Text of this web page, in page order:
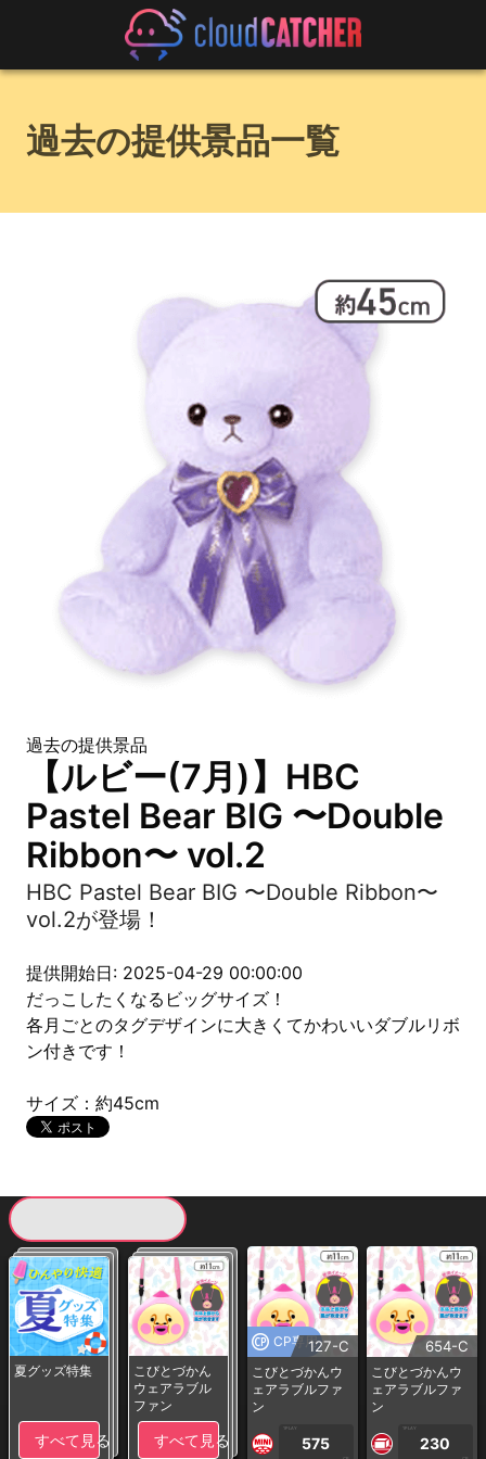
過去の提供景品一覧
過去の提供景品
【ルビー(7月)】HBC
Pastel Bear BIG 〜Double
Ribbon〜 vol.2
HBC Pastel Bear BIG 〜Double Ribbon〜
vol.2が登場！
提供開始日: 2025-04-29 00:00:00
だっこしたくなるビッグサイズ！
各月ごとのタグデザインに大きくてかわいいダブルリボ
ン付きです！
サイズ：約45cm
夏グッズ特集
すべて見る
こびとづかん
ウェアラブル
ファン
すべて見る
CP専用127-C
こびとづかんウ
ェアラブルファ
ン
1PLAY
575
654-C
こびとづかんウ
ェアラブルファ
ン
1PLAY
230